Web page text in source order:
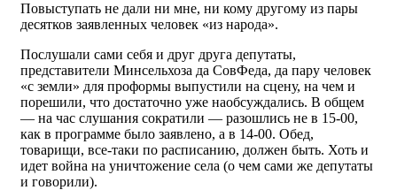
Повыступать не дали ни мне, ни кому другому из пары
десятков заявленных человек «из народа».
Послушали сами себя и друг друга депутаты,
представители Минсельхоза да СовФеда, да пару человек
«с земли» для проформы выпустили на сцену, на чем и
порешили, что достаточно уже наобсуждались. В общем
— на час слушания сократили — разошлись не в 15-00,
как в программе было заявлено, а в 14-00. Обед,
товарищи, все-таки по расписанию, должен быть. Хоть и
идет война на уничтожение села (о чем сами же депутаты
и говорили).